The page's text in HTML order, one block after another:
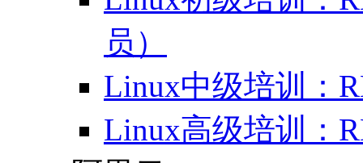
员）
Linux中级培训：
Linux高级培训：